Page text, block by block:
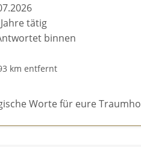
tätig
binnen
km entfernt
Worte für eure